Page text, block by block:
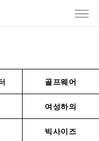
골프웨어
여성하의
빅사이즈